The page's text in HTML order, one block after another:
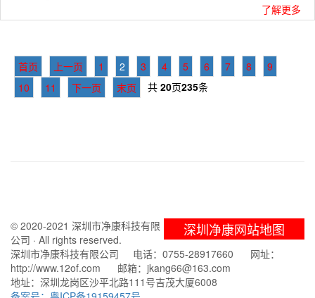
了解更多
首页 上一页 1 2 3 4 5 6 7 8
9
10
11 下一页 末页 共 20页235条
深圳净康网站地图
© 2020-2021 深圳市净康科技有限
公司 · All rights reserved.
深圳市净康科技有限公司 电话：0755-28917660 网址：
http://www.12of.com 邮箱：jkang66@163.com
地址：深圳龙岗区沙平北路111号吉茂大厦6008